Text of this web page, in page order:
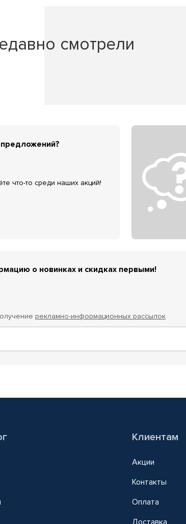
смотрели
что-то среди наших акций!
о новинках и скидках первыми!
рекламно-информационных рассылок
Клиентам
Акции
Контакты
Оплата
Доставка